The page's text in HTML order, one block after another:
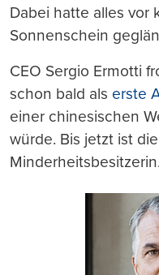
Dabei hatte alles vor
Sonnenschein
CEO Sergio Ermotti
schon bald als erste
einer chinesischen
würde. Bis jetzt ist
Minderheitsbesitzerin.